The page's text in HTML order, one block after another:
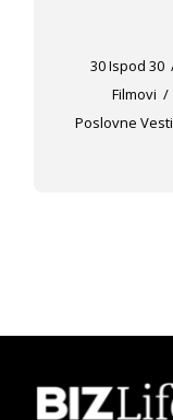
30 Ispod 30
Filmovi
Poslovne Vesti